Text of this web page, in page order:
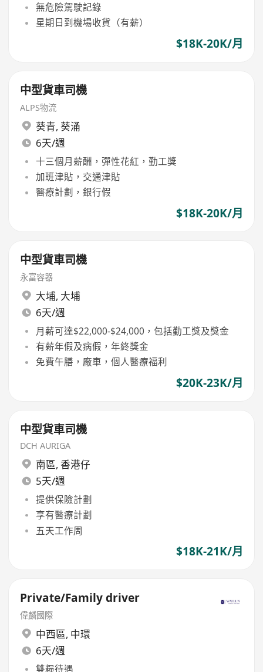
無危險駕駛記錄
星期日到機場收貨（有薪）
$18K-20K/月
中型貨車司機
ALPS物流
葵青, 葵涌
6天/週
十三個月薪酬，彈性花紅，勤工獎
加班津貼，交通津貼
醫療計劃，銀行假
$18K-20K/月
中型貨車司機
永富容器
大埔, 大埔
6天/週
月薪可達$22,000-$24,000，包括勤工獎及獎金
有薪年假及病假，年終獎金
免費午膳，廠車，個人醫療福利
$20K-23K/月
中型貨車司機
DCH AURIGA
南區, 香港仔
5天/週
提供保險計劃
享有醫療計劃
五天工作周
$18K-21K/月
Private/Family driver
偉麟國際
中西區, 中環
6天/週
雙糧待遇